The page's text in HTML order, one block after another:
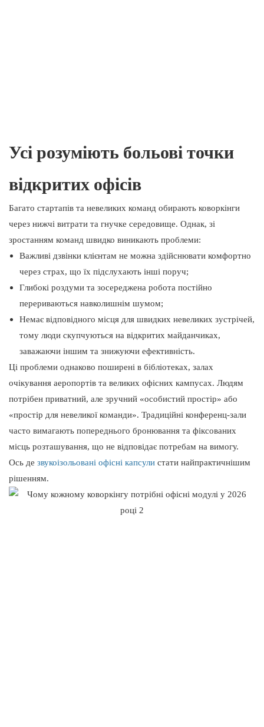
Усі розуміють больові точки
відкритих офісів
Багато стартапів та невеликих команд обирають коворкінги
через нижчі витрати та гнучке середовище. Однак, зі
зростанням команд швидко виникають проблеми:
Важливі дзвінки клієнтам не можна здійснювати комфортно
через страх, що їх підслухають інші поруч;
Глибокі роздуми та зосереджена робота постійно
перериваються навколишнім шумом;
Немає відповідного місця для швидких невеликих зустрічей,
тому люди скупчуються на відкритих майданчиках,
заважаючи іншим та знижуючи ефективність.
Ці проблеми однаково поширені в бібліотеках, залах
очікування аеропортів та великих офісних кампусах. Людям
потрібен приватний, але зручний «особистий простір» або
«простір для невеликої команди». Традиційні конференц-зали
часто вимагають попереднього бронювання та фіксованих
місць розташування, що не відповідає потребам на вимогу.
Ось де звукоізольовані офісні капсули стати найпрактичнішим
рішенням.